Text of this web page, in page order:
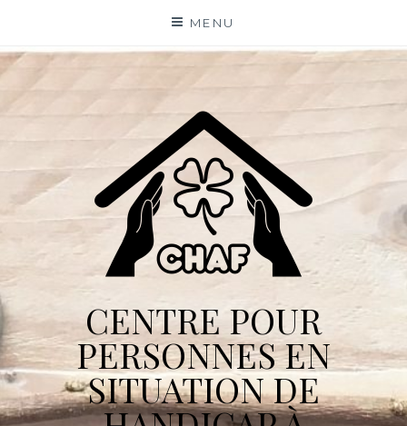
content
MENU
CENTRE POUR
PERSONNES EN
SITUATION DE